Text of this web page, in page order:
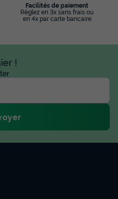
Facilités de paiement
Réglez en 3x sans frais ou
en 4x par carte bancaire
!